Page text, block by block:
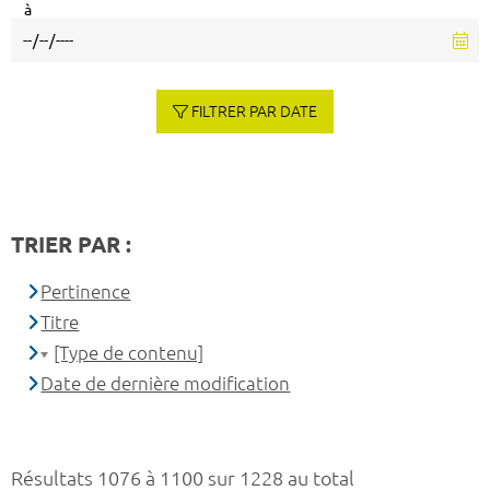
Résultats 1076 à 1100 sur 1228 au total
à
FILTRER PAR DATE
TRIER PAR :
Pertinence
Titre
[Type de contenu]
Date de dernière modification